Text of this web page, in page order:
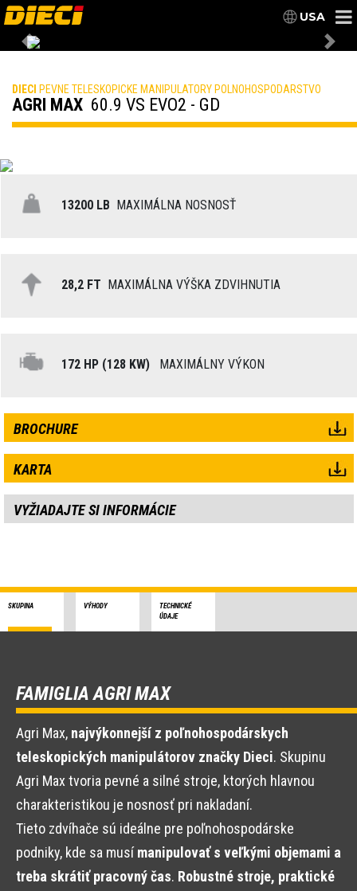
USA
Previous
DIECI PEVNE TELESKOPICKE MANIPULATORY POLNOHOSPODARSTVO
AGRI MAX 60.9 VS EVO2 - GD
13200 LB MAXIMÁLNA NOSNOSŤ
28,2 FT MAXIMÁLNA VÝŠKA ZDVIHNUTIA
172 HP (128 KW) MAXIMÁLNY VÝKON
BROCHURE
KARTA
VYŽIADAJTE SI INFORMÁCIE
SKUPINA VÝHODY
TECHNICKÉ
ÚDAJE
FAMIGLIA AGRI MAX
Agri Max, najvýkonnejší z poľnohospodárskych
teleskopických manipulátorov značky Dieci. Skupinu
Agri Max tvoria pevné a silné stroje, ktorých hlavnou
charakteristikou je nosnosť pri nakladaní.
Tieto zdvíhače sú ideálne pre poľnohospodárske
podniky, kde sa musímanipulovať s veľkými objemami a
treba skrátiť pracovný čas. Robustné stroje, praktické